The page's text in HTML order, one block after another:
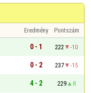
Eredmény
Pontszám
0 - 1 222
-10
0 - 2 237
-15
4 - 2 229
8